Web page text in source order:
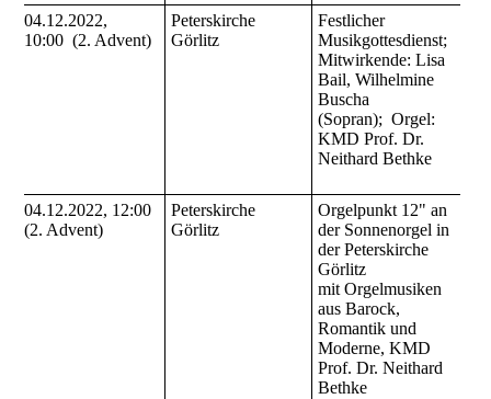
04.12.2022,
10:00 (2. Advent)
Peterskirche
Görlitz
Festlicher
Musikgottesdienst;
Mitwirkende: Lisa
Bail, Wilhelmine
Buscha
(Sopran); Orgel:
KMD Prof. Dr.
Neithard Bethke
04.12.2022, 12:00
(2. Advent)
Peterskirche
Görlitz
Orgelpunkt 12" an
der Sonnenorgel in
der Peterskirche
Görlitz
mit Orgelmusiken
aus Barock,
Romantik und
Moderne, KMD
Prof. Dr. Neithard
Bethke